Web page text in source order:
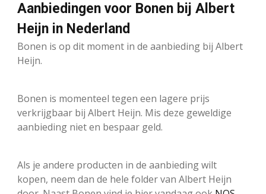
Aanbiedingen voor Bonen bij Albert
Heijn in Nederland
Bonen is op dit moment in de aanbieding bij Albert
Heijn.
Bonen is momenteel tegen een lagere prijs
verkrijgbaar bij Albert Heijn. Mis deze geweldige
aanbieding niet en bespaar geld.
Als je andere producten in de aanbieding wilt
kopen, neem dan de hele folder van Albert Heijn